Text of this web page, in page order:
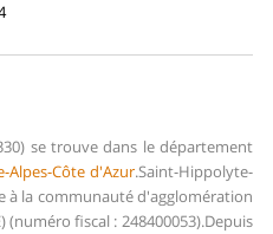
se trouve dans le département
Alpes-Côte d'Azur.Saint-Hippolyte-
à la communauté d'agglomération
(numéro fiscal : 248400053).Depuis